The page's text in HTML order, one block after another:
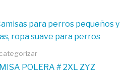
POLERA # 2XL ZYZ